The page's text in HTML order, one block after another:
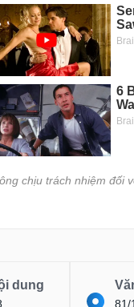
chịu trách nhiệm đối
dung
81/